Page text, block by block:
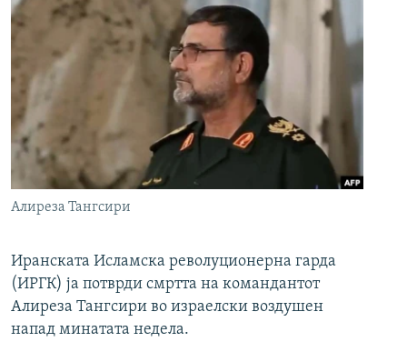
Алиреза Тангсири
Иранската Исламска револуционерна гарда
(ИРГК) ја потврди смртта на командантот
Алиреза Тангсири во израелски воздушен
напад минатата недела.